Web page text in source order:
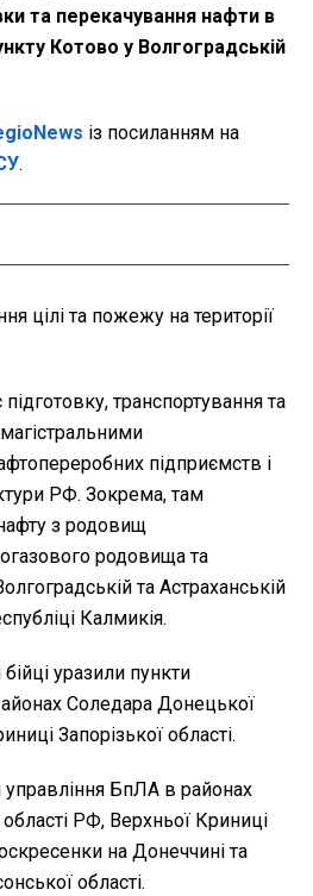
та перекачування нафти в
Котово у Волгоградській
із посиланням на
.
цілі та пожежу на території
транспортування та
підприємств і
РФ. Зокрема, там
з родовищ
родовища та
та Астраханській
Калмикія.
уразили пункти
Соледара Донецької
Запорізької області.
БпЛА в районах
РФ, Верхньої Криниці
на Донеччині та
області.